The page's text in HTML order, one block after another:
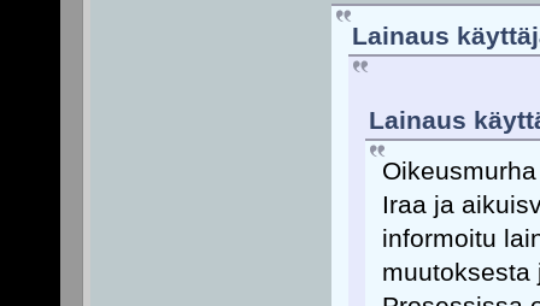
Lainaus
Lainaus
Iraa ja
informoitu
muutoksesta